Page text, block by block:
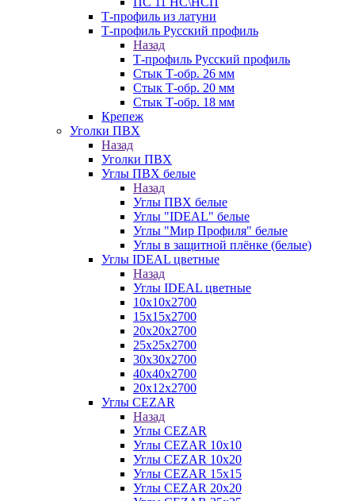
Т-профиль из латуни
Т-профиль Русский профиль
Назад
Т-профиль Русский профиль
Стык Т-обр. 26 мм
Стык Т-обр. 20 мм
Стык Т-обр. 18 мм
Крепеж
Уголки ПВХ
Назад
Уголки ПВХ
Углы ПВХ белые
Назад
Углы ПВХ белые
Углы "IDEAL" белые
Углы "Мир Профиля" белые
Углы в защитной плёнке (белые)
Углы IDEAL цветные
Назад
Углы IDEAL цветные
10х10х2700
15х15х2700
20х20х2700
25х25х2700
30х30х2700
40х40х2700
20х12х2700
Углы CEZAR
Назад
Углы CEZAR
Углы CEZAR 10х10
Углы CEZAR 10х20
Углы CEZAR 15х15
Углы CEZAR 20х20